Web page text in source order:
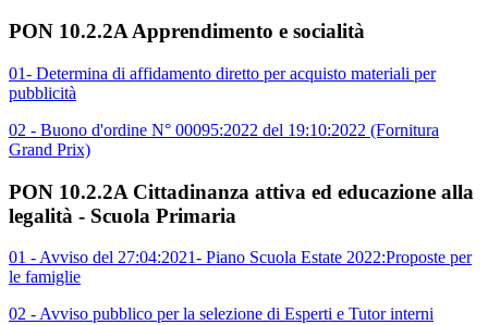
PON 10.2.2A Apprendimento e socialità
01- Determina di affidamento diretto per acquisto materiali per
pubblicità
02 - Buono d'ordine N° 00095:2022 del 19:10:2022 (Fornitura
Grand Prix)
PON 10.2.2A Cittadinanza attiva ed educazione alla
legalità - Scuola Primaria
01 - Avviso del 27:04:2021- Piano Scuola Estate 2022:Proposte per
le famiglie
02 - Avviso pubblico per la selezione di Esperti e Tutor interni